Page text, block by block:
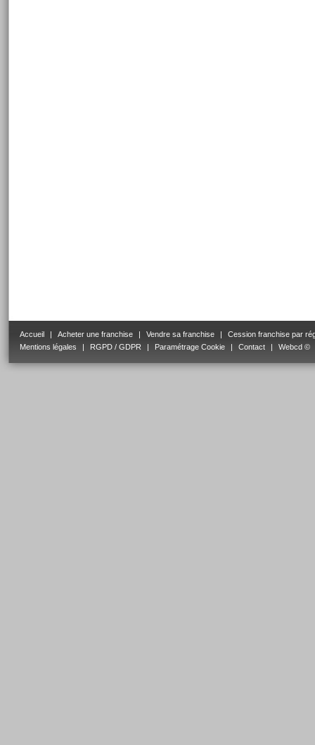
Accueil | Acheter une franchise | Vendre sa franchise |
Cession franchise par
Mentions légales
| RGPD / GDPR | Paramétrage Cookie | Contact | Webcd ©